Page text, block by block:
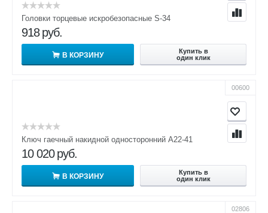
Головки торцевые искробезопасные S-34
918 руб.
В КОРЗИНУ
Купить в
один клик
00600
Ключ гаечный накидной односторонний А22-41
10 020 руб.
В КОРЗИНУ
Купить в
один клик
02806